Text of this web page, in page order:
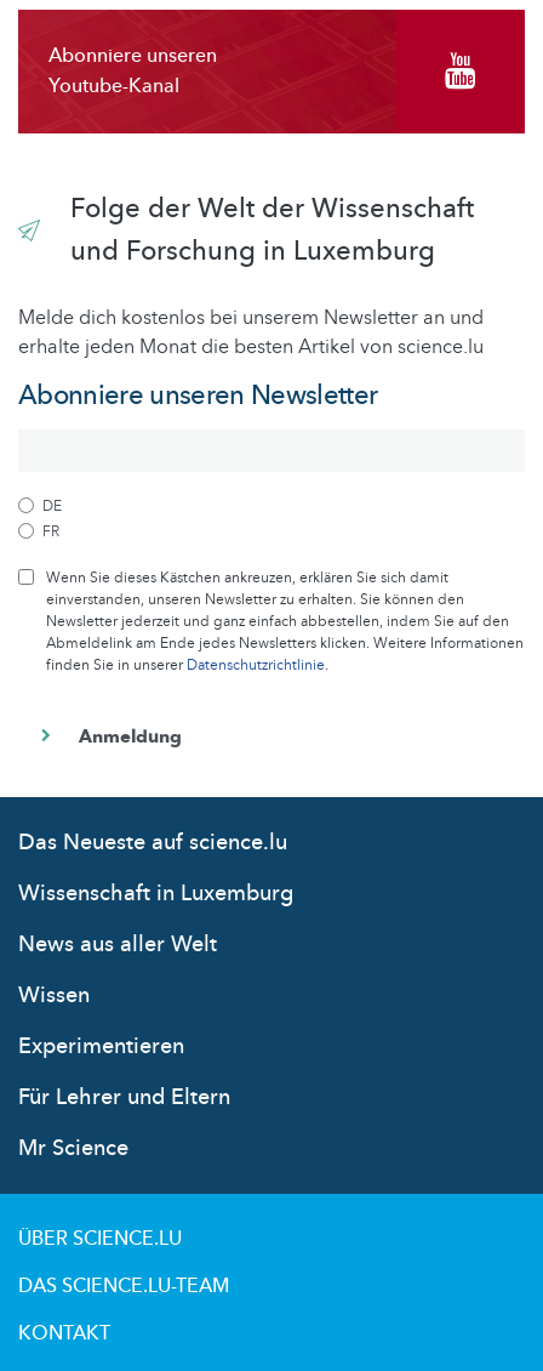
Abonniere unseren
Youtube-Kanal
Folge der Welt der Wissenschaft
und Forschung in Luxemburg
Melde dich kostenlos bei unserem Newsletter an und
erhalte jeden Monat die besten Artikel von science.lu
Abonniere unseren Newsletter
DE
FR
Wenn Sie dieses Kästchen ankreuzen, erklären Sie sich damit
einverstanden, unseren Newsletter zu erhalten. Sie können den
Newsletter jederzeit und ganz einfach abbestellen, indem Sie auf den
Abmeldelink am Ende jedes Newsletters klicken. Weitere Informationen
finden Sie in unsererDatenschutzrichtlinie.
Das Neueste auf science.lu
Wissenschaft in Luxemburg
News aus aller Welt
Wissen
Experimentieren
Für Lehrer und Eltern
Mr Science
ÜBER SCIENCE.LU
DAS SCIENCE.LU-TEAM
KONTAKT